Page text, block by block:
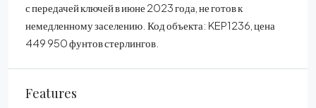
с передачей ключей в июне 2023 года, не готов к
немедленному заселению. Код объекта: KEP1236, цена
449 950 фунтов стерлингов.
Features